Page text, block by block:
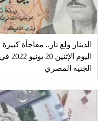
الدينار ولع نار.. مفاجأة
الجنيه المصري